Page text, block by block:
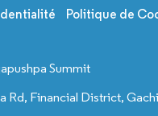
Politique de
Summit
Rd, Financial District,